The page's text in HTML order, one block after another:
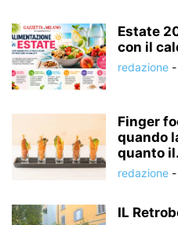
Estate
con il
redazione -
Finger
quando
quanto
redazione -
IL